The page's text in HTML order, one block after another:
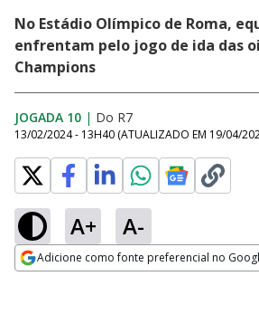
No Estádio Olímpico de Roma,
enfrentam pelo jogo de ida das
Champions
JOGADA 10 | Do R7
13/02/2024 - 13H40 (ATUALIZADO EM 19/04/
A+ A-
Adicione como fonte preferencial no